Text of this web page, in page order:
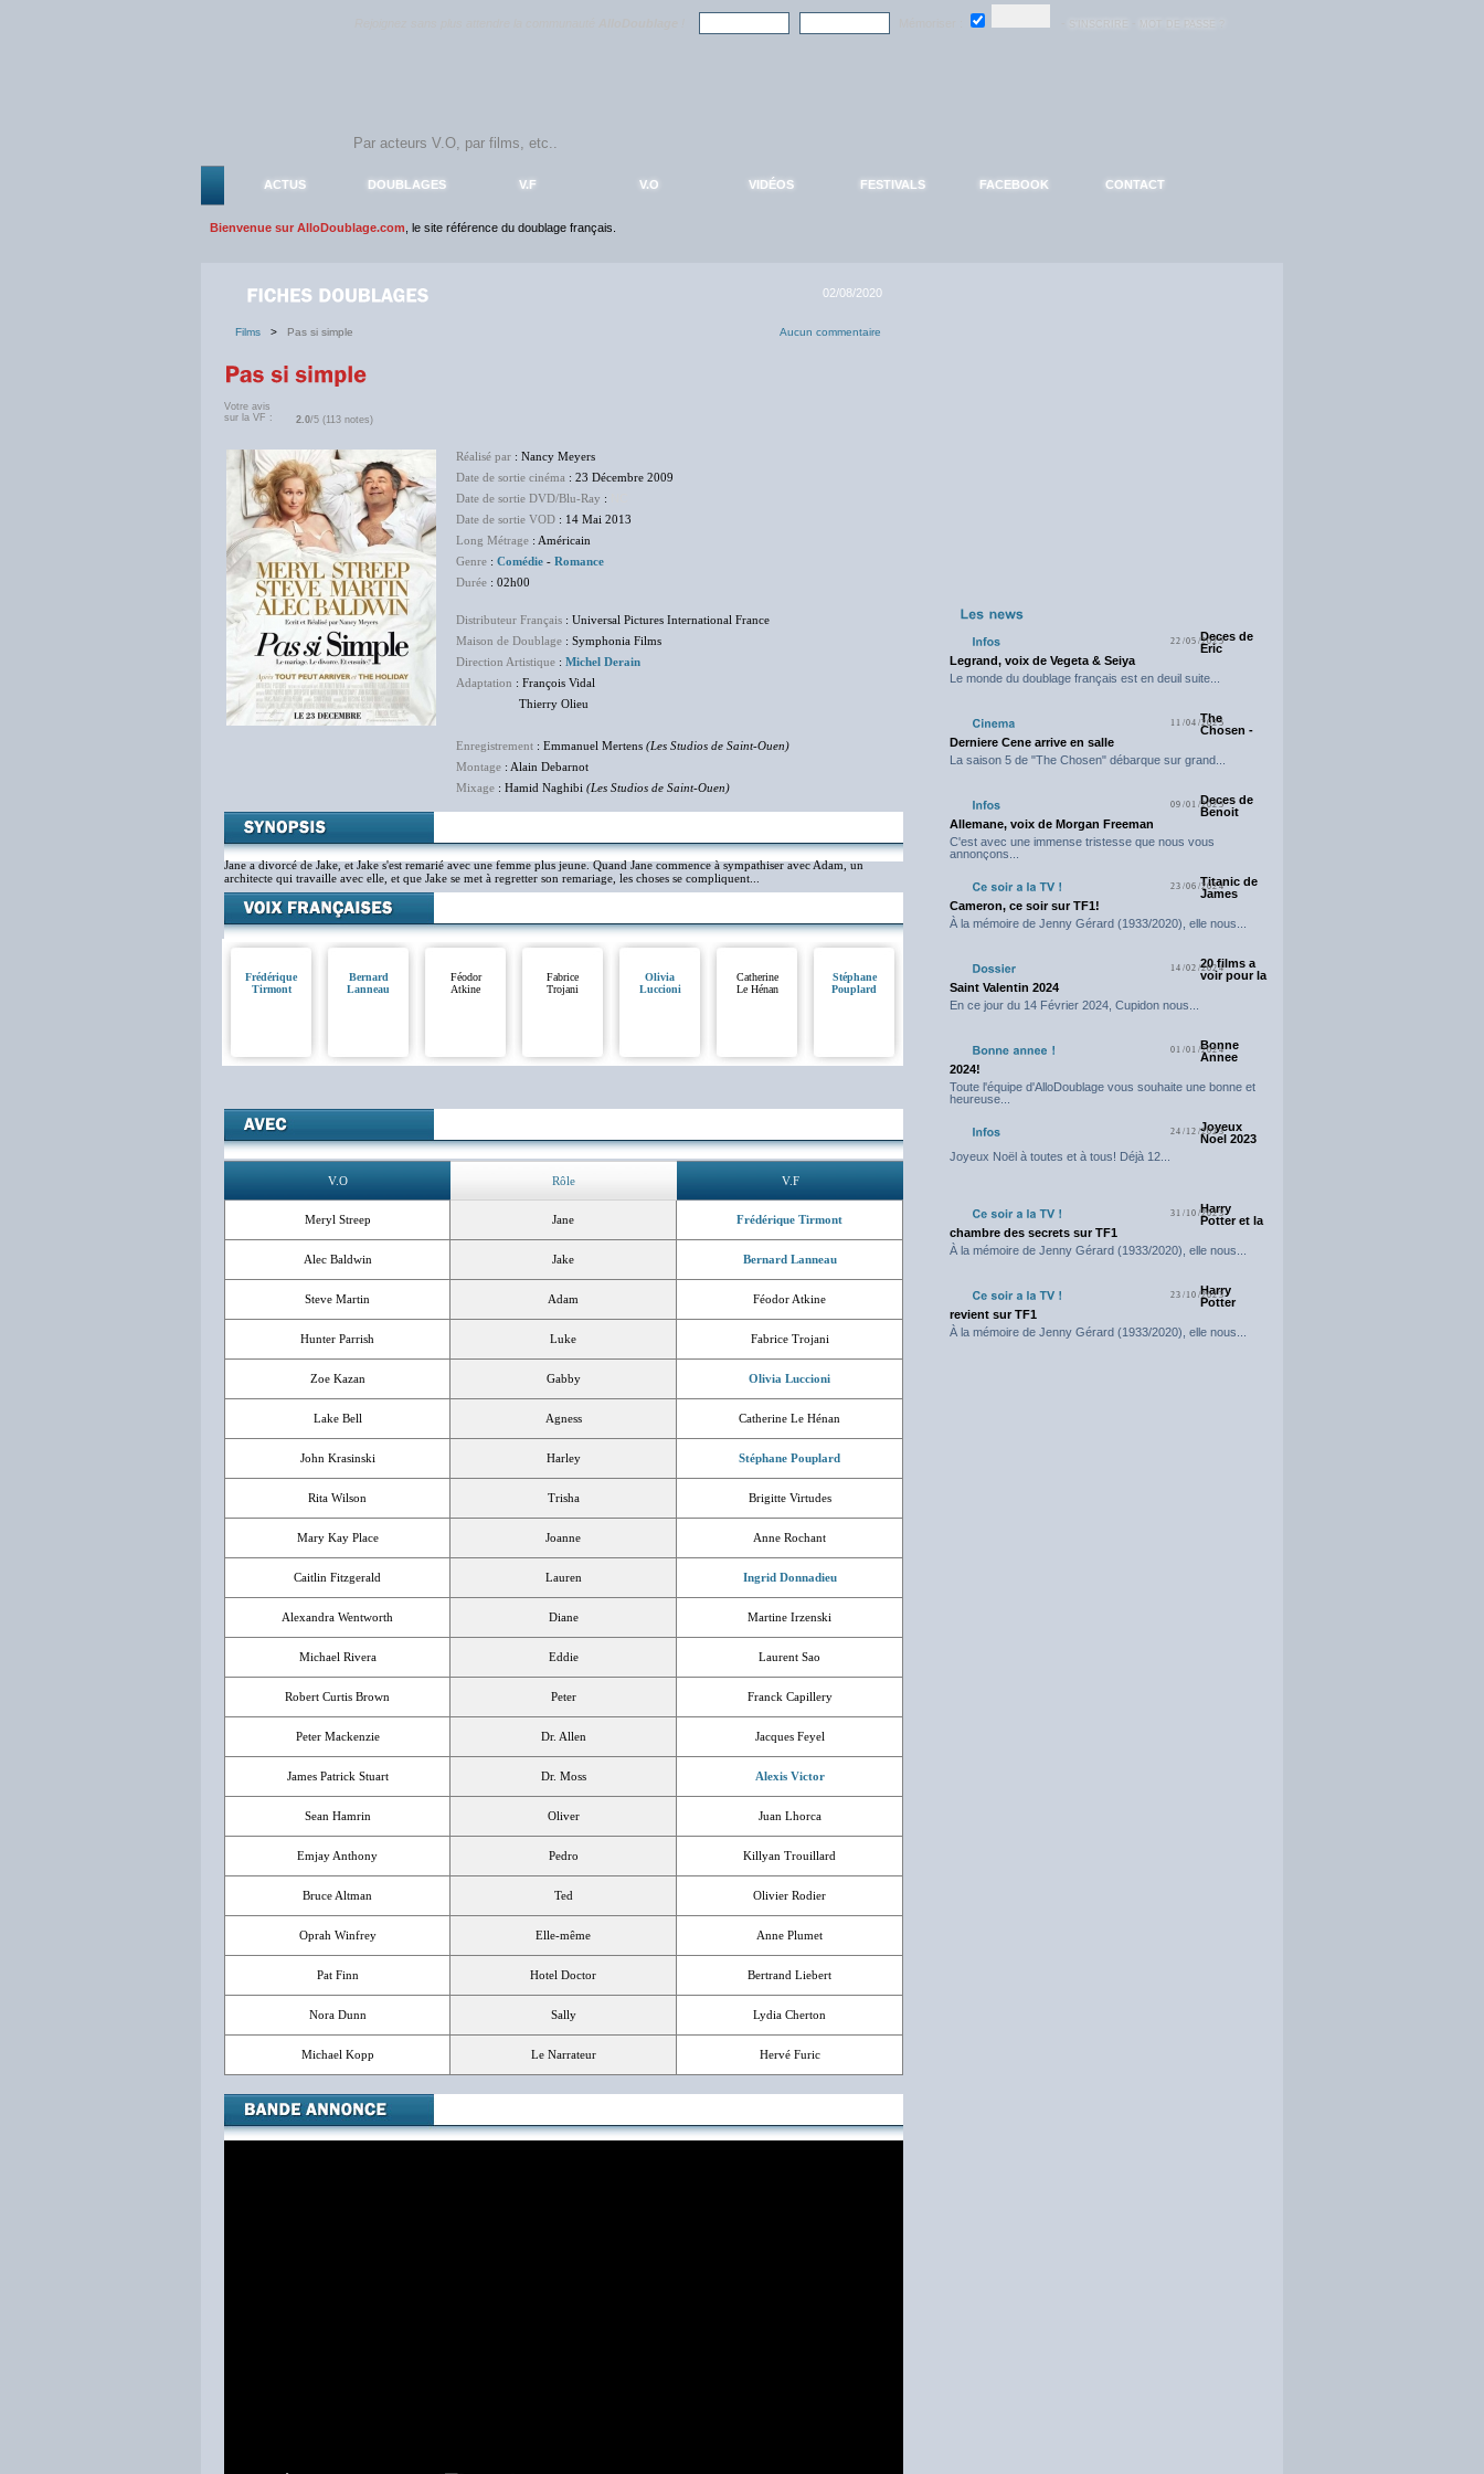
ACTUS DOUBLAGES V.F V.O VIDÉOS FESTIVALS FACEBOOK CONTACT
Bienvenue sur AlloDoublage.com , le site référence du doublage français.
02/08/2020
Films > Pas si simple Aucun commentaire
Votre avis
sur la VF :
2.0/5 (113 notes)
Réalisé par : Nancy Meyers
Date de sortie cinéma : 23 Décembre 2009
Date de sortie DVD/Blu-Ray :
Date de sortie VOD : 14 Mai 2013
Long Métrage : Américain
Genre : Comédie - Romance
Durée : 02h00
Distributeur Français : Universal Pictures International France
Maison de Doublage : Symphonia Films
Direction Artistique : Michel Derain
Adaptation : François Vidal
Thierry Olieu
Enregistrement : Emmanuel Mertens (Les Studios de Saint-Ouen)
Montage : Alain Debarnot
Mixage : Hamid Naghibi (Les Studios de Saint-Ouen)
Jane a divorcé de Jake, et Jake s'est remarié avec une femme plus jeune. Quand Jane commence à sympathiser avec Adam, un
architecte qui travaille avec elle, et que Jake se met à regretter son remariage, les choses se compliquent...
Frédérique
Tirmont
Bernard
Lanneau
Féodor
Atkine
Fabrice
Trojani
Olivia
Luccioni
Catherine
Le Hénan
Stéphane
Pouplard
V.O Rôle V.F
Meryl Streep Jane Frédérique Tirmont
Alec Baldwin Jake Bernard Lanneau
Steve Martin Adam Féodor Atkine
Hunter Parrish Luke Fabrice Trojani
Zoe Kazan Gabby Olivia Luccioni
Lake Bell Agness Catherine Le Hénan
John Krasinski Harley Stéphane Pouplard
Rita Wilson Trisha Brigitte Virtudes
Mary Kay Place Joanne Anne Rochant
Caitlin Fitzgerald Lauren Ingrid Donnadieu
Alexandra Wentworth Diane Martine Irzenski
Michael Rivera Eddie Laurent Sao
Robert Curtis Brown Peter Franck Capillery
Peter Mackenzie Dr. Allen Jacques Feyel
James Patrick Stuart Dr. Moss Alexis Victor
Sean Hamrin Oliver Juan Lhorca
Emjay Anthony Pedro Killyan Trouillard
Bruce Altman Ted Olivier Rodier
Oprah Winfrey Elle-même Anne Plumet
Pat Finn Hotel Doctor Bertrand Liebert
Nora Dunn Sally Lydia Cherton
Michael Kopp Le Narrateur Hervé Furic
22/05/2025Deces de
Eric
Legrand, voix de Vegeta & Seiya
Le monde du doublage français est en deuil suite...
11/04/2025
The
Chosen -
Derniere Cene arrive en salle
La saison 5 de "The Chosen" débarque sur grand...
09/01/2025Deces de
Benoit
Allemane, voix de Morgan Freeman
C'est avec une immense tristesse que nous vous
annonçons...
23/06/2024Titanic de
James
Cameron, ce soir sur TF1!
À la mémoire de Jenny Gérard (1933/2020), elle nous...
14/02/202420 films a
voir pour la
Saint Valentin 2024
En ce jour du 14 Février 2024, Cupidon nous...
01/01/2024
Bonne
Annee
2024!
Toute l'équipe d'AlloDoublage vous souhaite une bonne et
heureuse...
24/12/2023
Joyeux
Noel 2023
Joyeux Noël à toutes et à tous! Déjà 12...
31/10/2023
Harry
Potter et la
chambre des secrets sur TF1
À la mémoire de Jenny Gérard (1933/2020), elle nous...
23/10/2023
Harry
Potter
revient sur TF1
À la mémoire de Jenny Gérard (1933/2020), elle nous...